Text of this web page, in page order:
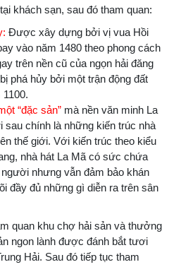
khách sạn, sau đó tham quan:
Được xây dựng bởi vị vua Hồi
vào năm 1480 theo phong cách
trên nền cũ của ngọn hải đăng
phá hủy bởi một trận động đất
“đặc sản” mà nền văn minh La
sau chính là những kiến trúc nhà
thế giới. Với kiến trúc theo kiểu
nhà hát La Mã có sức chứa
nhưng vẫn đảm bảo khán
đầy đủ những gì diễn ra trên sân
quan khu chợ hải sản và thưởng
ngon lành được đánh bắt tươi
Hải. Sau đó tiếp tục tham